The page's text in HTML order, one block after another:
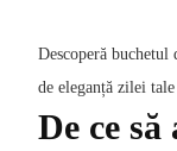
Descoperă
de eleganță zilei tale
De ce